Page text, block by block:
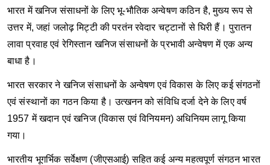
भारत में खनिज संसाधनों के लिए भू-भौतिक अन्वेषण कठिन है, मुख्य रूप से
उत्तर में, जहां जलोढ़ मिट्टी की परतंन रवेदार चट्टानों से घिरी हैं।पुरातन
लावा प्रवाह एवं रेगिस्तान खनिज संसाधनों के प्रभावी अन्वेषण में एक अन्य
बाधा है।
भारत सरकार ने खनिज संसाधनों के अन्वेषण एवं विकास के लिए कई संगठनों
एवं संस्थानों का गठन किया है।उत्खनन को संविधि दर्जा देने के लिए वर्ष
1957 में खदान एवं खनिज (विकास एवं विनियमन) अधिनियम लागू किया
गया।
भारतीय भूगर्भिक सर्वेक्षण (जीएसआई) सहित कई अन्य महत्वपूर्ण संगठन भारत